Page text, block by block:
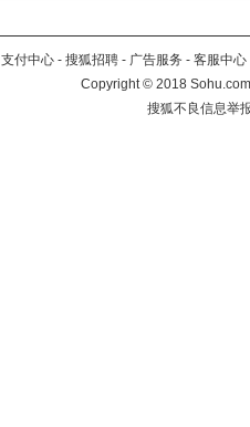
支付中心 - 搜狐招聘 - 广告服务 - 客服中心
Copyright©2018
搜狐不良信息举